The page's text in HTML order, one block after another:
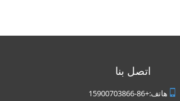
اتصل بنا
هاتف:+86-15900703866